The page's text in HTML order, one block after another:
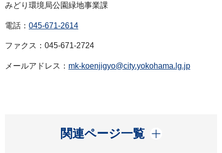
みどり環境局公園緑地事業課
電話： 045-671-2614
ファクス：045-671-2724
メールアドレス： mk-koenjigyo@city.yokohama.lg.jp
関連ページ一覧
開く